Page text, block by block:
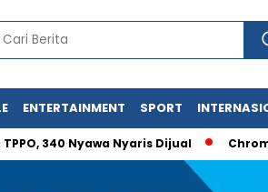
ENTERTAINMENT SPORT
Nyawa Nyaris Dijual